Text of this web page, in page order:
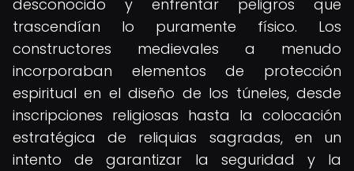
desconocido y enfrentar peligros que
trascendían lo puramente físico. Los
constructores medievales a menudo
incorporaban elementos de protección
espiritual en el diseño de los túneles, desde
inscripciones religiosas hasta la colocación
estratégica de reliquias sagradas, en un
intento de garantizar la seguridad y la